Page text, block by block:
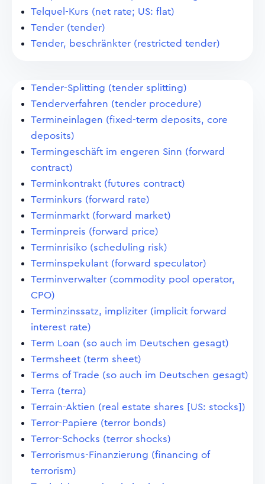
Telquel-Kurs (net rate; US: flat)
Tender (tender)
Tender, beschränkter (restricted tender)
Tender-Splitting (tender splitting)
Tenderverfahren (tender procedure)
Termineinlagen (fixed-term deposits, core
deposits)
Termingeschäft im engeren Sinn (forward
contract)
Terminkontrakt (futures contract)
Terminkurs (forward rate)
Terminmarkt (forward market)
Terminpreis (forward price)
Terminrisiko (scheduling risk)
Terminspekulant (forward speculator)
Terminverwalter (commodity pool operator,
CPO)
Terminzinssatz, impliziter (implicit forward
interest rate)
Term Loan (so auch im Deutschen gesagt)
Termsheet (term sheet)
Terms of Trade (so auch im Deutschen gesagt)
Terra (terra)
Terrain-Aktien (real estate shares [US: stocks])
Terror-Papiere (terror bonds)
Terror-Schocks (terror shocks)
Terrorismus-Finanzierung (financing of
terrorism)